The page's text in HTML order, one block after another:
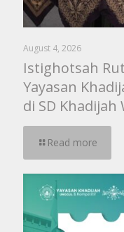
August 4, 2026
Istighotsah
Yayasan
di SD Khadijah
Read more